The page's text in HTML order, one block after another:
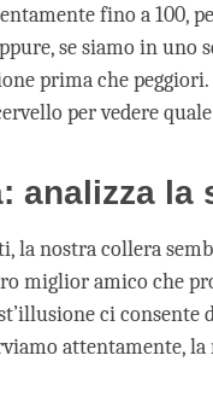
fino a 100,
se siamo in
prima che
per vedere
analizza la
la nostra collera
miglior amico che
ci consente
attentamente,